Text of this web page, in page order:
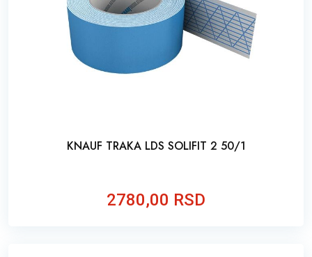
KNAUF TRAKA LDS SOLIFIT 2 50/1
2780,00 RSD